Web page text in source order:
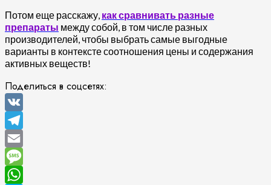
Потом еще расскажу, как сравнивать разные
препараты между собой, в том числе разных
производителей, чтобы выбрать самые выгодные
варианты в контексте соотношения цены и содержания
активных веществ!
Поделиться в соцсетях:
VK
Telegram
Email
Message